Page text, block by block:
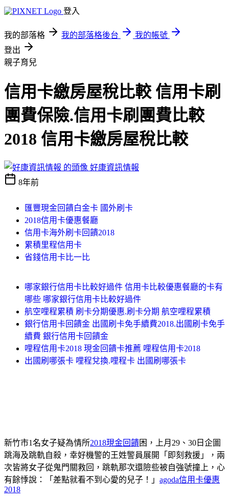
登入
我的部落格 我的部落格後台
我的帳號
登出
親子育兒
信用卡繳房屋稅比較 信用卡刷
團費保險.信用卡刷團費比較
2018 信用卡繳房屋稅比較
好康資訊情報
8年前
匯豐現金回饋白金卡 國外刷卡
2018信用卡優惠餐廳
信用卡海外刷卡回饋2018
累積里程信用卡
省錢信用卡比一比
哪家銀行信用卡比較好過件 信用卡比較優惠餐廳的卡有
哪些 哪家銀行信用卡比較好過件
航空哩程累積 刷卡分期優惠.刷卡分期 航空哩程累積
銀行信用卡回饋金 出國刷卡免手續費2018.出國刷卡免手
續費 銀行信用卡回饋金
哩程信用卡2018 現金回饋卡推薦 哩程信用卡2018
出國刷哪張卡 哩程兌換.哩程卡 出國刷哪張卡
新竹市1名女子疑為情所2018現金回饋困，上月29、30日企圖
跳海及跳軌自殺，幸好機警的王姓警員展開「即刻救援」，兩
次皆將女子從鬼門關救回，跳軌那次還險些被自強號撞上，心
有餘悸說：「差點就看不到心愛的兒子！」 agoda信用卡優惠
2018